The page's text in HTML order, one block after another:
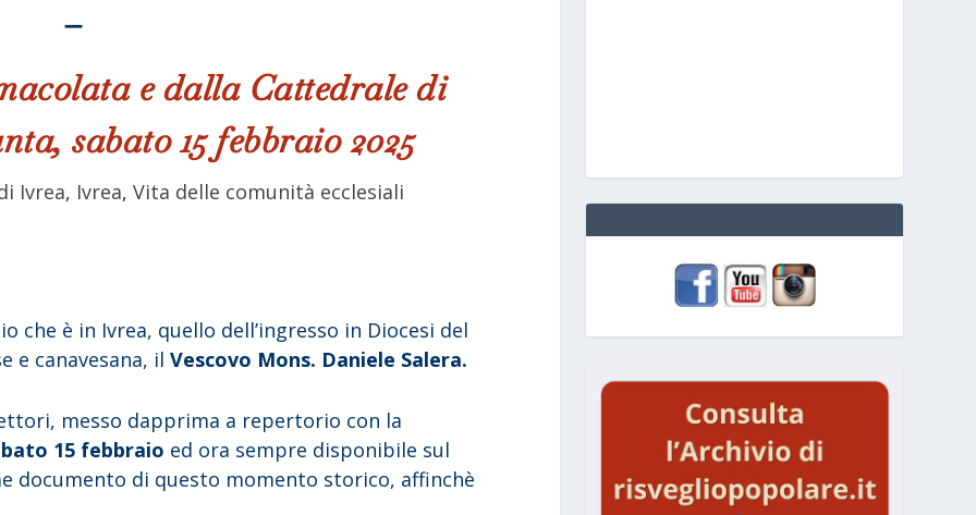
–
e dalla Cattedrale di
sabato 15 febbraio 2025
Ivrea, Ivrea,Vita delle comunità ecclesiali
è in Ivrea, quello dell’ingresso in Diocesi del
e canavesana, ilVescovo Mons. Daniele Salera.
messo dapprima a repertorio con la
15 febbraio ed ora sempre disponibile sul
documento di questo momento storico, affinchè